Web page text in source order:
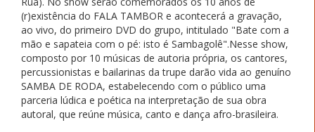
(r)existência do FALA TAMBOR e acontecerá a gravação,
ao vivo, do primeiro DVD do grupo, intitulado "Bate com a
mão e sapateia com o pé: isto é Sambagolê".Nesse show,
composto por 10 músicas de autoria própria, os cantores,
percussionistas e bailarinas da trupe darão vida ao genuíno
SAMBA DE RODA, estabelecendo com o público uma
parceria lúdica e poética na interpretação de sua obra
autoral, que reúne música, canto e dança afro-brasileira.